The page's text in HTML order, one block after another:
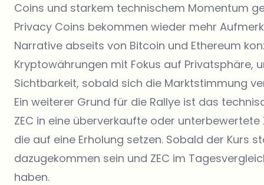
Coins und starkem technischem Momentum
Privacy Coins bekommen wieder mehr
Narrative abseits von Bitcoin und Ethereum
Kryptowährungen mit Fokus auf Privatsphäre,
Sichtbarkeit, sobald sich die Marktstimmung
Ein weiterer Grund für die Rallye ist das
ZEC in eine überverkaufte oder
die auf eine Erholung setzen. Sobald der Kurs
dazugekommen sein und ZEC im
haben.